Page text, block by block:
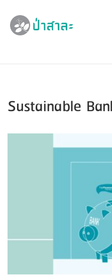
Sustainable